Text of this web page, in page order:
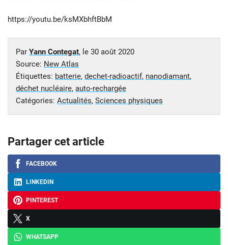
https://youtu.be/ksMXbhftBbM
Par Yann Contegat, le 30 août 2020
Source: New Atlas
Étiquettes: batterie, dechet-radioactif, nanodiamant,
déchet nucléaire, auto-rechargée
Catégories: Actualités, Sciences physiques
Partager cet article
FACEBOOK
LINKEDIN
PINTEREST
X
WHATSAPP